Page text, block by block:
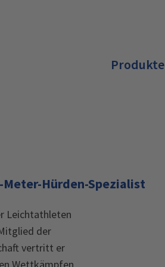
Produkte
Hürden-Spezialist
Leichtathleten
der
vertritt er